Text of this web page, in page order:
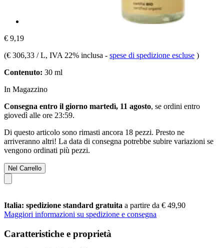
€ 9,19
(€ 306,33 / L, IVA 22% inclusa - spese di spedizione escluse )
Contenuto: 30 ml
In Magazzino
Consegna entro il giorno martedì, 11 agosto, se ordini entro
giovedì alle ore 23:59.
Di questo articolo sono rimasti ancora 18 pezzi. Presto ne
arriveranno altri! La data di consegna potrebbe subire variazioni se
vengono ordinati più pezzi.
Nel Carrello
Italia: spedizione standard gratuita a partire da € 49,90
Maggiori informazioni su spedizione e consegna
Caratteristiche e proprietà